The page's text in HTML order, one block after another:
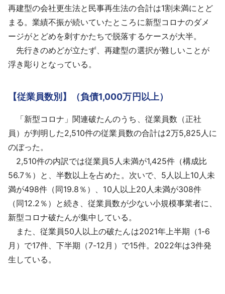
再建型の会社更生法と民事再生法の合計は1割未満にとど
まる。業績不振が続いていたところに新型コロナのダメ
ージがとどめを刺すかたちで脱落するケースが大半。
先行きのめどが立たず、再建型の選択が難しいことが
浮き彫りとなっている。
【従業員数別】（負債1,000万円以上）
「新型コロナ」関連破たんのうち、従業員数（正社
員）が判明した2,510件の従業員数の合計は2万5,825人に
のぼった。
2,510件の内訳では従業員5人未満が1,425件（構成比
56.7％）と、半数以上を占めた。次いで、5人以上10人未
満が498件（同19.8％）、10人以上20人未満が308件
（同12.2％）と続き、従業員数が少ない小規模事業者に、
新型コロナ破たんが集中している。
また、従業員50人以上の破たんは2021年上半期（1-6
月）で17件、下半期（7-12月）で15件。2022年は3件発
生している。